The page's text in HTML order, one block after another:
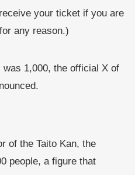
your ticket if you are
any reason.)
1,000, the official X of
of the Taito Kan, the
people, a figure that